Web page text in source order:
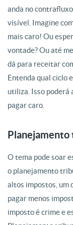
anda no
visível. Imagine
mais caro! Ou
vontade? Ou até
dá para receitar
Entenda qual ciclo
utiliza. Isso poderá
pagar caro.
O tema pode soar
o planejamento
altos impostos, um
pagar menos
imposto é crime e